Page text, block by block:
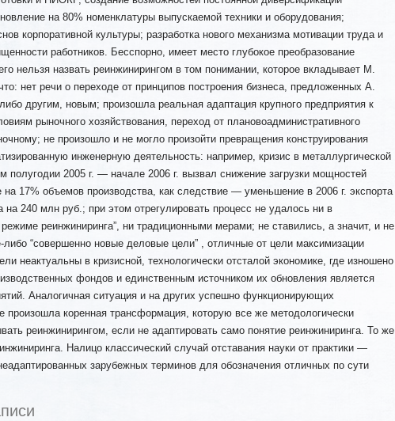
на 80% номенклатуры выпускаемой техники и оборудования;
корпоративной культуры; разработка нового механизма мотивации труда и
работников. Бесспорно, имеет место глубокое преобразование
нельзя назвать реинжинирингом в том понимании, которое вкладывает М.
нет речи о переходе от принципов построения бизнеса, предложенных А.
другим, новым; произошла реальная адаптация крупного предприятия к
рыночного хозяйствования, переход от плановоадминистративного
не произошло и не могло произойти превращения конструирования
инженерную деятельность: например, кризис в металлургической
полугодии 2005 г. — начале 2006 г. вызвал снижение загрузки мощностей
на 17% объемов производства, как следствие — уменьшение в 2006 г. экспорта
на 240 млн руб.; при этом отрегулировать процесс не удалось ни в
режиме реинжиниринга”, ни традиционными мерами; не ставились, а значит, и не
либо “совершенно новые деловые цели” , отличные от цели максимизации
неактуальны в кризисной, технологически отсталой экономике, где изношено
фондов и единственным источником их обновления является
Аналогичная ситуация и на других успешно функционирующих
произошла коренная трансформация, которую все же методологически
реинжинирингом, если не адаптировать само понятие реинжиниринга. То же
Налицо классический случай отставания науки от практики —
зарубежных терминов для обозначения отличных по сути